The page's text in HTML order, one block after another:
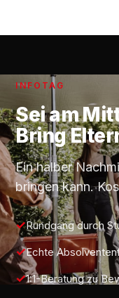
INFOTAG
Sei am
Bring
Ein halber
bringen kann.
Rundgang durch
Echte
1:1-Beratung zu